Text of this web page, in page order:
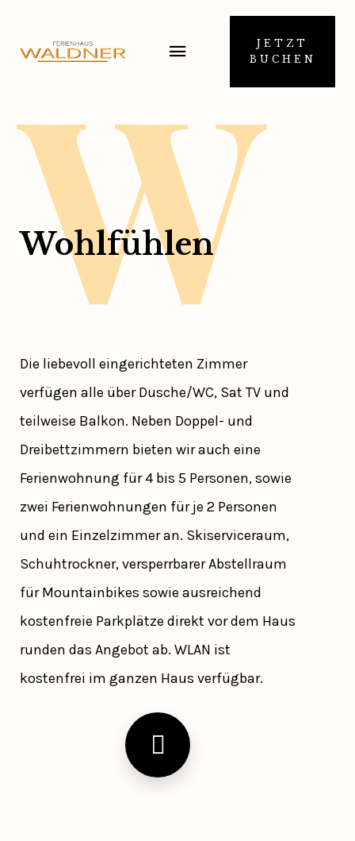
JETZT
BUCHEN
W
Wohlfühlen
Die liebevoll eingerichteten Zimmer
verfügen alle über Dusche/WC, Sat TV und
teilweise Balkon. Neben Doppel- und
Dreibettzimmern bieten wir auch eine
Ferienwohnung für 4 bis 5 Personen, sowie
zwei Ferienwohnungen für je 2 Personen
und ein Einzelzimmer an. Skiserviceraum,
Schuhtrockner, versperrbarer Abstellraum
für Mountainbikes sowie ausreichend
kostenfreie Parkplätze direkt vor dem Haus
runden das Angebot ab. WLAN ist
kostenfrei im ganzen Haus verfügbar.